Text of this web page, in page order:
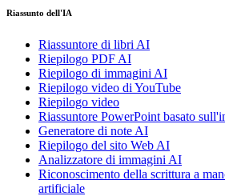
Riassunto dell'IA
Riassuntore di libri AI
Riepilogo PDF AI
Riepilogo di immagini AI
Riepilogo video di YouTube
Riepilogo video
Riassuntore PowerPoint basato
Generatore di note AI
Riepilogo del sito Web AI
Analizzatore di immagini AI
Riconoscimento della scrittura a
artificiale